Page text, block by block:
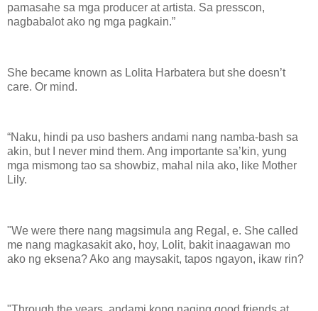
pamasahe sa mga producer at artista. Sa presscon,
nagbabalot ako ng mga pagkain.”
She became known as Lolita Harbatera but she doesn’t
care. Or mind.
“Naku, hindi pa uso bashers andami nang namba-bash sa
akin, but I never mind them. Ang importante sa’kin, yung
mga mismong tao sa showbiz, mahal nila ako, like Mother
Lily.
"We were there nang magsimula ang Regal, e. She called
me nang magkasakit ako, hoy, Lolit, bakit inaagawan mo
ako ng eksena? Ako ang maysakit, tapos ngayon, ikaw rin?